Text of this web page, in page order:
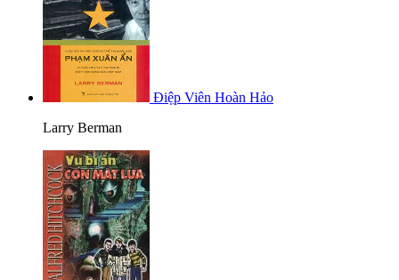
Điệp Viên Hoàn Hảo
Larry Berman